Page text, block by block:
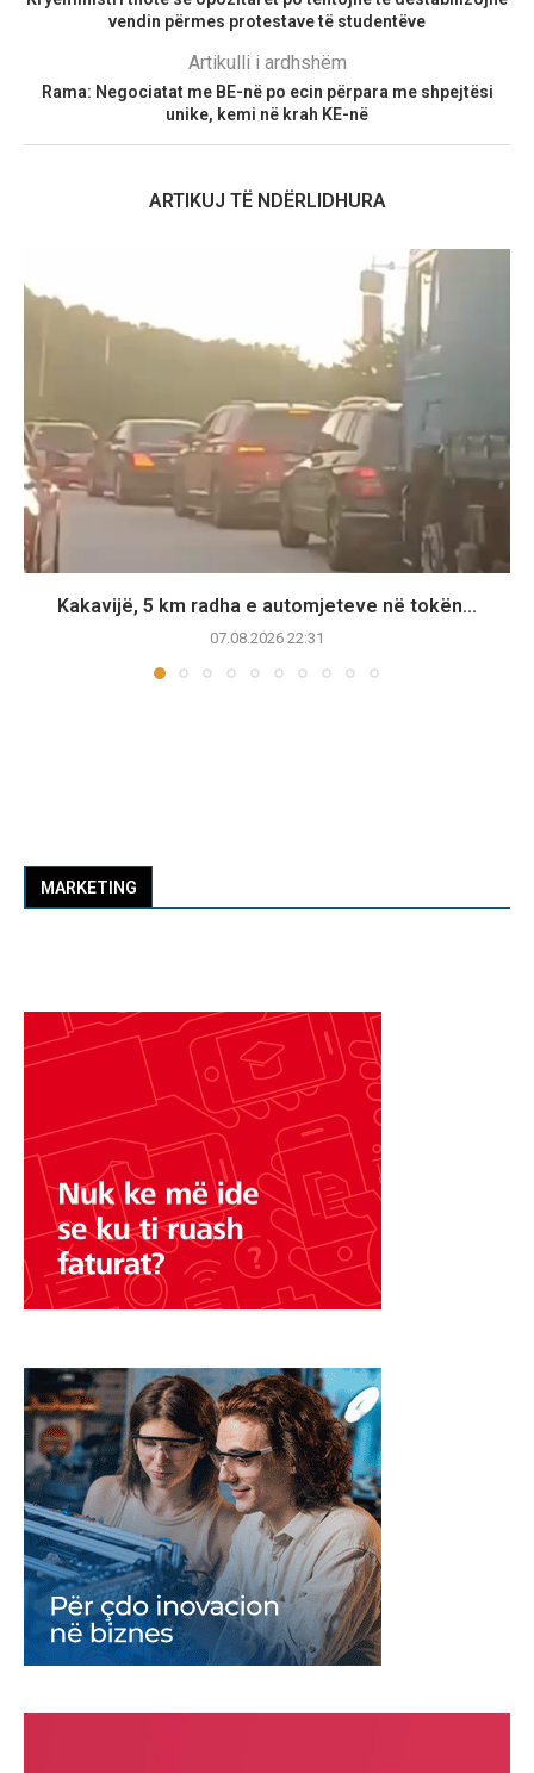
vendin përmes protestave të studentëve
Artikulli i ardhshëm
Rama: Negociatat me BE-në po ecin përpara me shpejtësi
unike, kemi në krah KE-në
ARTIKUJ TË NDËRLIDHURA
Kakavijë, 5 km radha e automjeteve në tokën...
07.08.2026 22:31
MARKETING